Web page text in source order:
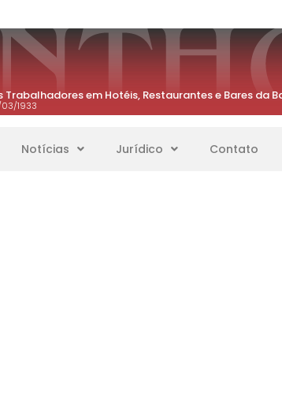
Trabalhadores em Hotéis, Restaurantes e Bares da
1933
Notícias Jurídico Contato